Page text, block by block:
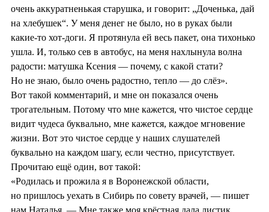
очень аккуратненькая старушка, и говорит: „Доченька, дай
на хлебушек“. У меня денег не было, но в руках были
какие-то хот-доги. Я протянула ей весь пакет, она тихонько
ушла. И, только сев в автобус, на меня нахлынула волна
радости: матушка Ксения — почему, с какой стати?
Но не знаю, было очень радостно, тепло — до слёз».
Вот такой комментарий, и мне он показался очень
трогательным. Потому что мне кажется, что чистое сердце
видит чудеса буквально, мне кажется, каждое мгновение
жизни. Вот это чистое сердце у наших слушателей
буквально на каждом шагу, если честно, присутствует.
Прочитаю ещё один, вот такой:
«Родилась и прожила я в Воронежской области,
но пришлось уехать в Сибирь по совету врачей, — пишет
нам Наталья. — Мне также моя крёстная дала листик